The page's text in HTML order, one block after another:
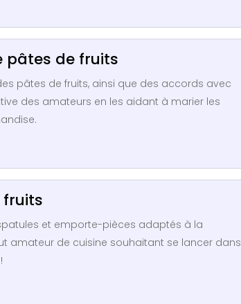
pâtes de fruits
pâtes de fruits, ainsi que des accords avec
des amateurs en les aidant à marier les
fruits
et emporte-pièces adaptés à la
amateur de cuisine souhaitant se lancer dans